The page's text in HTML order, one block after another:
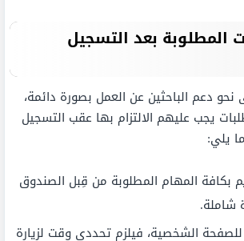
المطلوبة بعد التسجيل
دعم الباحثين عن العمل بصورة دائمة،
يجب عليهم الالتزام بها عقب التسجيل
يلي:
بكافة المهام المطلوبة من قِبل الصندوق
شاملة.
الشخصية، فيلزم تحددي وقت لزيارة